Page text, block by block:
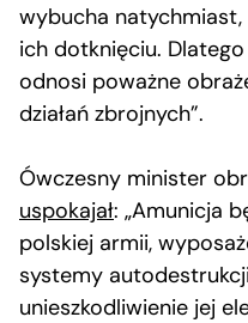
wybucha
ich dotknięciu.
odnosi poważne
działań zbrojnych”.
Ówczesny minister
uspokajał: „Amunicja
polskiej armii,
systemy
unieszkodliwienie jej